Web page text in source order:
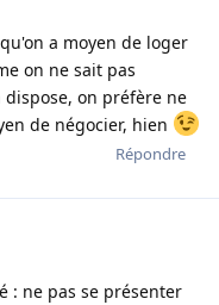
a moyen de loger
on ne sait pas
on préfère ne
de négocier, hien
Répondre
: ne pas se présenter